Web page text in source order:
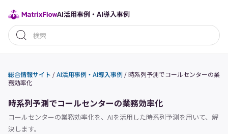
AI活用事例・AI導入事例
総合情報サイト /AI活用事例・AI導入事例 /時系列予測でコールセンターの業
務効率化
時系列予測でコールセンターの業務効率化
コールセンターの業務効率化を、AIを活用した時系列予測を用いて、解
決します。